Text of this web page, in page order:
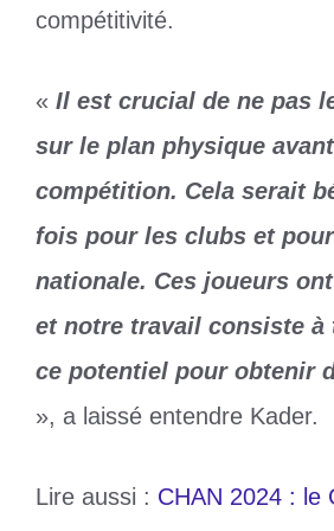
compétitivité.
« Il est crucial de ne pas
sur le plan physique
compétition. Cela serait
fois pour les clubs et
nationale. Ces joueurs
et notre travail consiste à
ce potentiel pour obtenir
», a laissé entendre Kader.
Lire aussi : CHAN 2024 : le